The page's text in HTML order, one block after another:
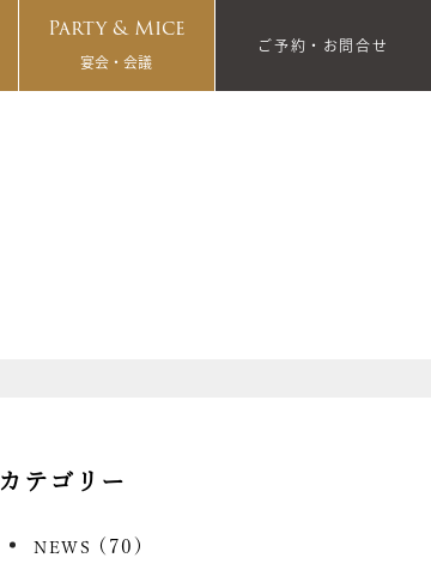
Party & Mice
宴会・会議
ご予約・お問合せ
カテゴリー
NEWS (70)